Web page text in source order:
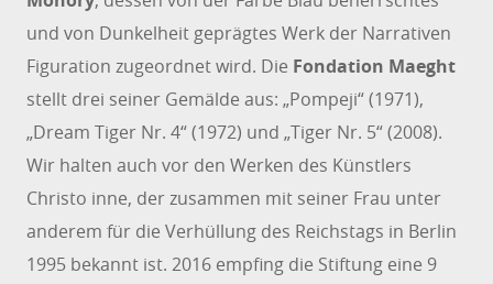
und von Dunkelheit geprägtes Werk der Narrativen
Figuration zugeordnet wird. Die Fondation Maeght
stellt drei seiner Gemälde aus: „Pompeji“ (1971),
„Dream Tiger Nr. 4“ (1972) und „Tiger Nr. 5“ (2008).
Wir halten auch vor den Werken des Künstlers
Christo inne, der zusammen mit seiner Frau unter
anderem für die Verhüllung des Reichstags in Berlin
1995 bekannt ist. 2016 empfing die Stiftung eine 9